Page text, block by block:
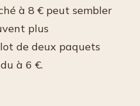
à 8 € peut sembler
plus
de deux paquets
à 6 €.